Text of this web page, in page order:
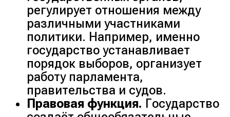
регулирует отношения между
различными участниками
политики. Например, именно
государство устанавливает
порядок выборов, организует
работу парламента,
правительства и судов.
Правовая функция. Государство